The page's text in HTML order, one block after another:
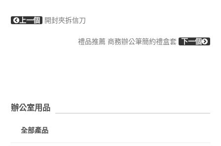
上一個 開封夾拆信刀
禮品推薦 商務辦公筆簡約禮盒套 下一個
辦公室用品
全部產品